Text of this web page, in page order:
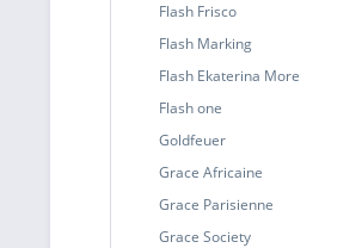
Flash Frisco
Flash Marking
Flash Ekaterina More
Flash one
Goldfeuer
Grace Africaine
Grace Parisienne
Grace Society